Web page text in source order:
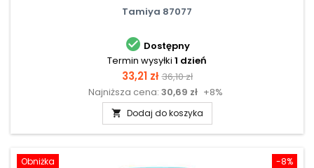
Tamiya 87077
 Dostępny
Termin wysyłki 1 dzień
Cena
33,21 zł Cena
podstawowa
36,10 zł
Najniższa cena: 30,69 zł +8%
 Dodaj do koszyka
-8%
Obniżka